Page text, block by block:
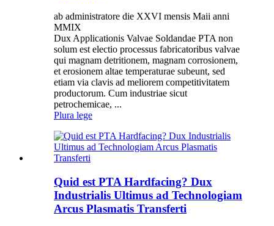
ab administratore die XXVI mensis Maii anni
MMIX
Dux Applicationis Valvae Soldandae PTA non
solum est electio processus fabricatoribus valvae
qui magnam detritionem, magnam corrosionem,
et erosionem altae temperaturae subeunt, sed
etiam via clavis ad meliorem competitivitatem
productorum. Cum industriae sicut
petrochemicae, ...
Plura lege
Quid est PTA Hardfacing? Dux
Industrialis Ultimus ad Technologiam
Arcus Plasmatis Transferti